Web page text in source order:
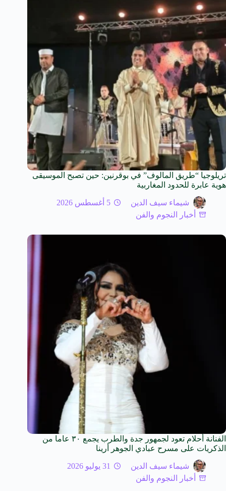
تريلوجيا “طريق المالوف” في بوقرنين: حين تصبح الموسيقى
هوية عابرة للحدود المغاربية
شيماء سيف الدين
5 أغسطس 2026
أخبار النجوم والفن
الفنانة أحلام تعود لجمهور جدة والطرب يجمع ٣٠ عاما من
الذكريات على مسرح عبادي الجوهر أرينا
شيماء سيف الدين
31 يوليو 2026
أخبار النجوم والفن